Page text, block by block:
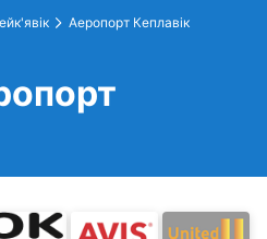
Аеропорт Кеплавік